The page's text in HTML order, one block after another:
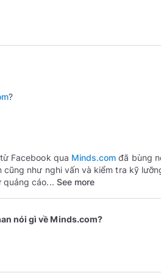
?
Facebook qua Minds.com đã bùng
cũng như nghi vấn và kiểm tra kỹ
quảng cáo... See more
nói gì về Minds.com?